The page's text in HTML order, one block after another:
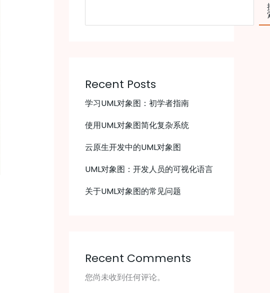
Recent Posts
学习UML对象图：初学者指南
使用UML对象图简化复杂系统
云原生开发中的UML对象图
UML对象图：开发人员的可视化语言
关于UML对象图的常见问题
Recent Comments
您尚未收到任何评论。